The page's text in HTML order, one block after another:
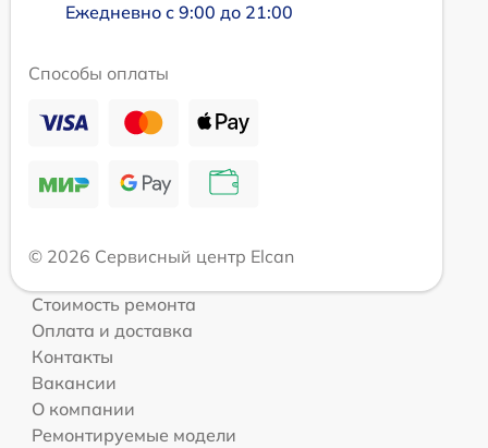
Ежедневно с 9:00 до 21:00
Способы оплаты
© 2026 Сервисный центр Elcan
Стоимость ремонта
Оплата и доставка
Контакты
Вакансии
О компании
Ремонтируемые модели